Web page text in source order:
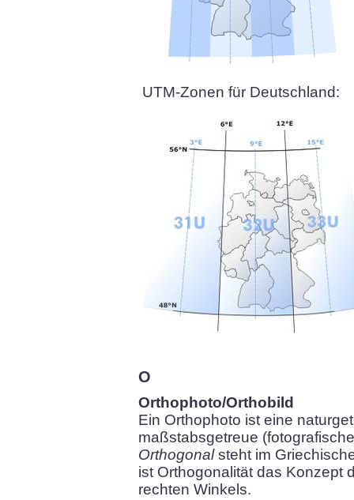
UTM-Zonen für Deutschland:
O
Orthophoto/Orthobild
Ein Orthophoto ist eine
maßstabsgetreue
Orthogonalsteht im
ist Orthogonalität das Konzept
rechten Winkels.